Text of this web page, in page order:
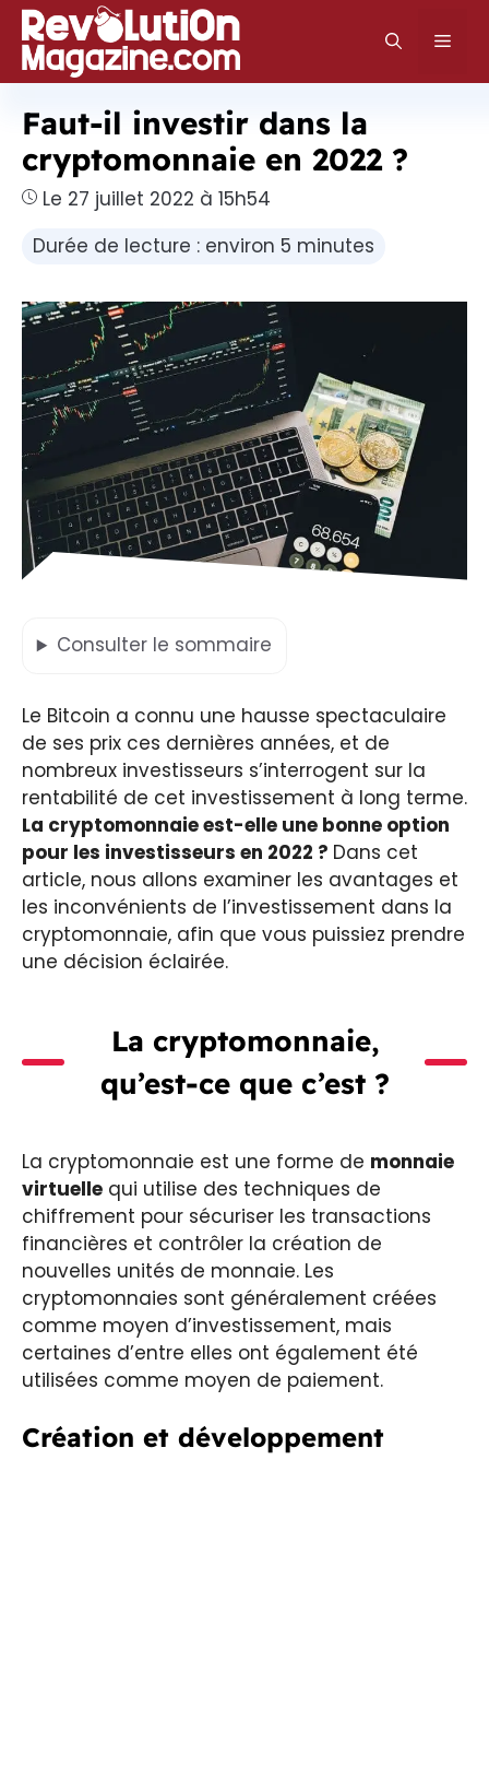
Aller
au
contenu
Faut-il investir dans la
cryptomonnaie en 2022 ?
Le 27 juillet 2022 à 15h54
Durée de lecture : environ 5 minutes
Consulter le sommaire
Le Bitcoin a connu une hausse spectaculaire
de ses prix ces dernières années, et de
nombreux investisseurs s’interrogent sur la
rentabilité de cet investissement à long terme.
La cryptomonnaie est-elle une bonne option
pour les investisseurs en 2022 ? Dans cet
article, nous allons examiner les avantages et
les inconvénients de l’investissement dans la
cryptomonnaie, afin que vous puissiez prendre
une décision éclairée.
La cryptomonnaie,
qu’est-ce que c’est ?
La cryptomonnaie est une forme de monnaie
virtuelle qui utilise des techniques de
chiffrement pour sécuriser les transactions
financières et contrôler la création de
nouvelles unités de monnaie. Les
cryptomonnaies sont généralement créées
comme moyen d’investissement, mais
certaines d’entre elles ont également été
utilisées comme moyen de paiement.
Création et développement